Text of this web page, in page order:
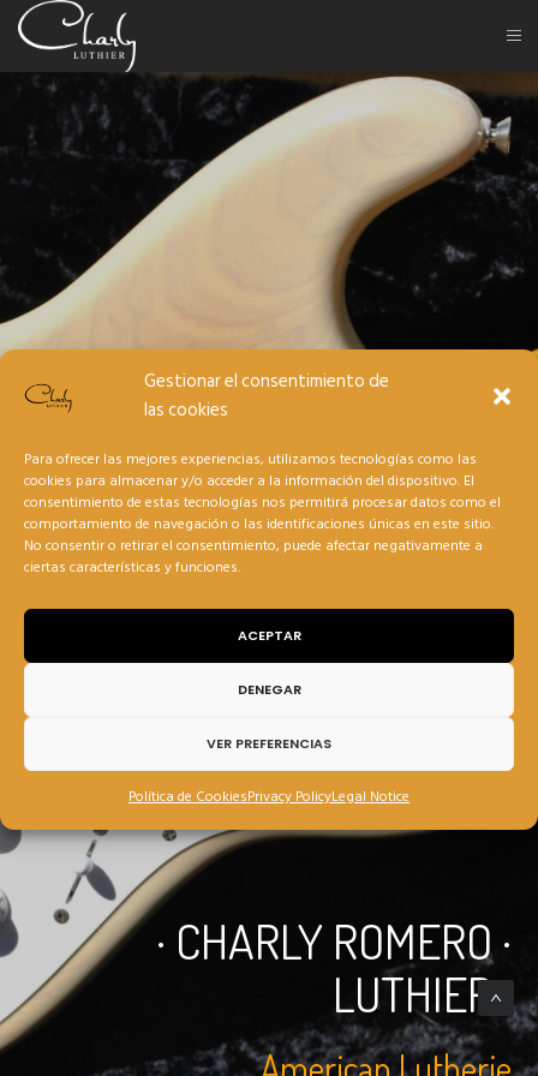
Gestionar el consentimiento de
las cookies
Para ofrecer las mejores experiencias, utilizamos tecnologías como las
cookies para almacenar y/o acceder a la información del dispositivo. El
consentimiento de estas tecnologías nos permitirá procesar datos como el
comportamiento de navegación o las identificaciones únicas en este sitio.
No consentir o retirar el consentimiento, puede afectar negativamente a
ciertas características y funciones.
ACEPTAR
DENEGAR
VER PREFERENCIAS
Política de CookiesPrivacy PolicyLegal Notice
· CHARLY ROMERO ·
LUTHIER ·